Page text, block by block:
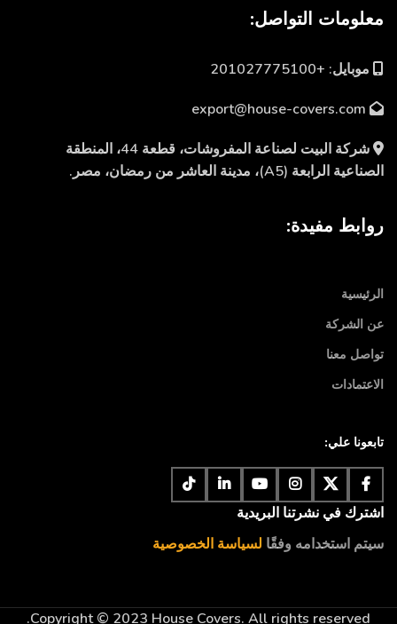
معلومات التواصل:
موبايل: +201027775100
شركة البيت لصناعة المفروشات، قطعة 44، المنطقة
الصناعية الرابعة (A5)، مدينة العاشر من رمضان، مصر.
روابط مفيدة:
الرئيسية
عن الشركة
تواصل معنا
الاعتمادات
تابعونا علي:
اشترك في نشرتنا البريدية
سيتم استخدامه وفقًا لسياسة الخصوصية
Copyright © 2023 House Covers. All rights reserved.